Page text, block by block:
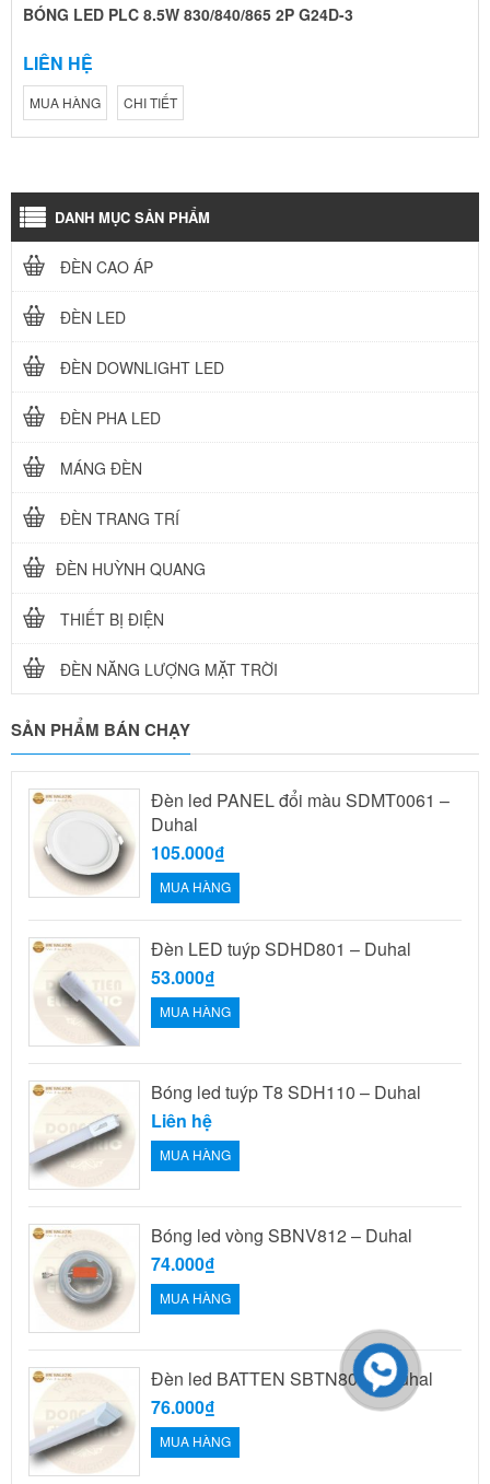
BÓNG LED PLC 8.5W 830/840/865 2P G24D-3
LIÊN HỆ
MUA HÀNG CHI TIẾT
DANH MỤC SẢN PHẨM
ĐÈN CAO ÁP
ĐÈN LED
ĐÈN DOWNLIGHT LED
ĐÈN PHA LED
MÁNG ĐÈN
ĐÈN TRANG TRÍ
ĐÈN HUỲNH QUANG
THIẾT BỊ ĐIỆN
ĐÈN NĂNG LƯỢNG MẶT TRỜI
SẢN PHẨM BÁN CHẠY
Đèn led PANEL đổi màu SDMT0061 –
Duhal
105.000₫
MUA HÀNG
Đèn LED tuýp SDHD801 – Duhal
53.000₫
MUA HÀNG
Bóng led tuýp T8 SDH110 – Duhal
Liên hệ
MUA HÀNG
Bóng led vòng SBNV812 – Duhal
74.000₫
MUA HÀNG
Đèn led BATTEN SBTN809 – Duhal
76.000₫
MUA HÀNG